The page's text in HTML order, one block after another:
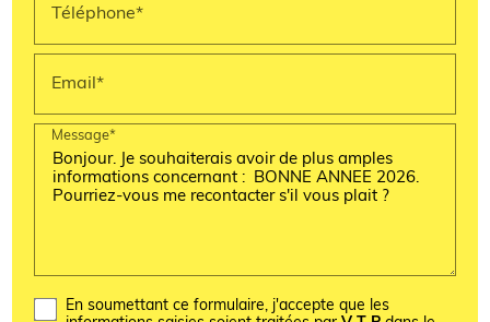
Téléphone*
Email*
Message*
En soumettant ce formulaire, j'accepte que les